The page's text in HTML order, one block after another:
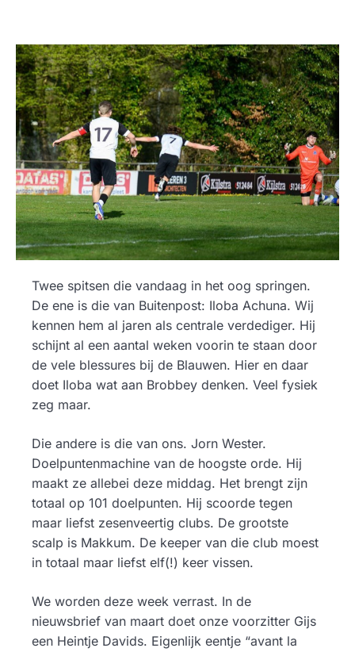
Twee spitsen die vandaag in het oog springen.
De ene is die van Buitenpost: Iloba Achuna. Wij
kennen hem al jaren als centrale verdediger. Hij
schijnt al een aantal weken voorin te staan door
de vele blessures bij de Blauwen. Hier en daar
doet Iloba wat aan Brobbey denken. Veel fysiek
zeg maar.
Die andere is die van ons. Jorn Wester.
Doelpuntenmachine van de hoogste orde. Hij
maakt ze allebei deze middag. Het brengt zijn
totaal op 101 doelpunten. Hij scoorde tegen
maar liefst zesenveertig clubs. De grootste
scalp is Makkum. De keeper van die club moest
in totaal maar liefst elf(!) keer vissen.
We worden deze week verrast. In de
nieuwsbrief van maart doet onze voorzitter Gijs
een Heintje Davids. Eigenlijk eentje “avant la